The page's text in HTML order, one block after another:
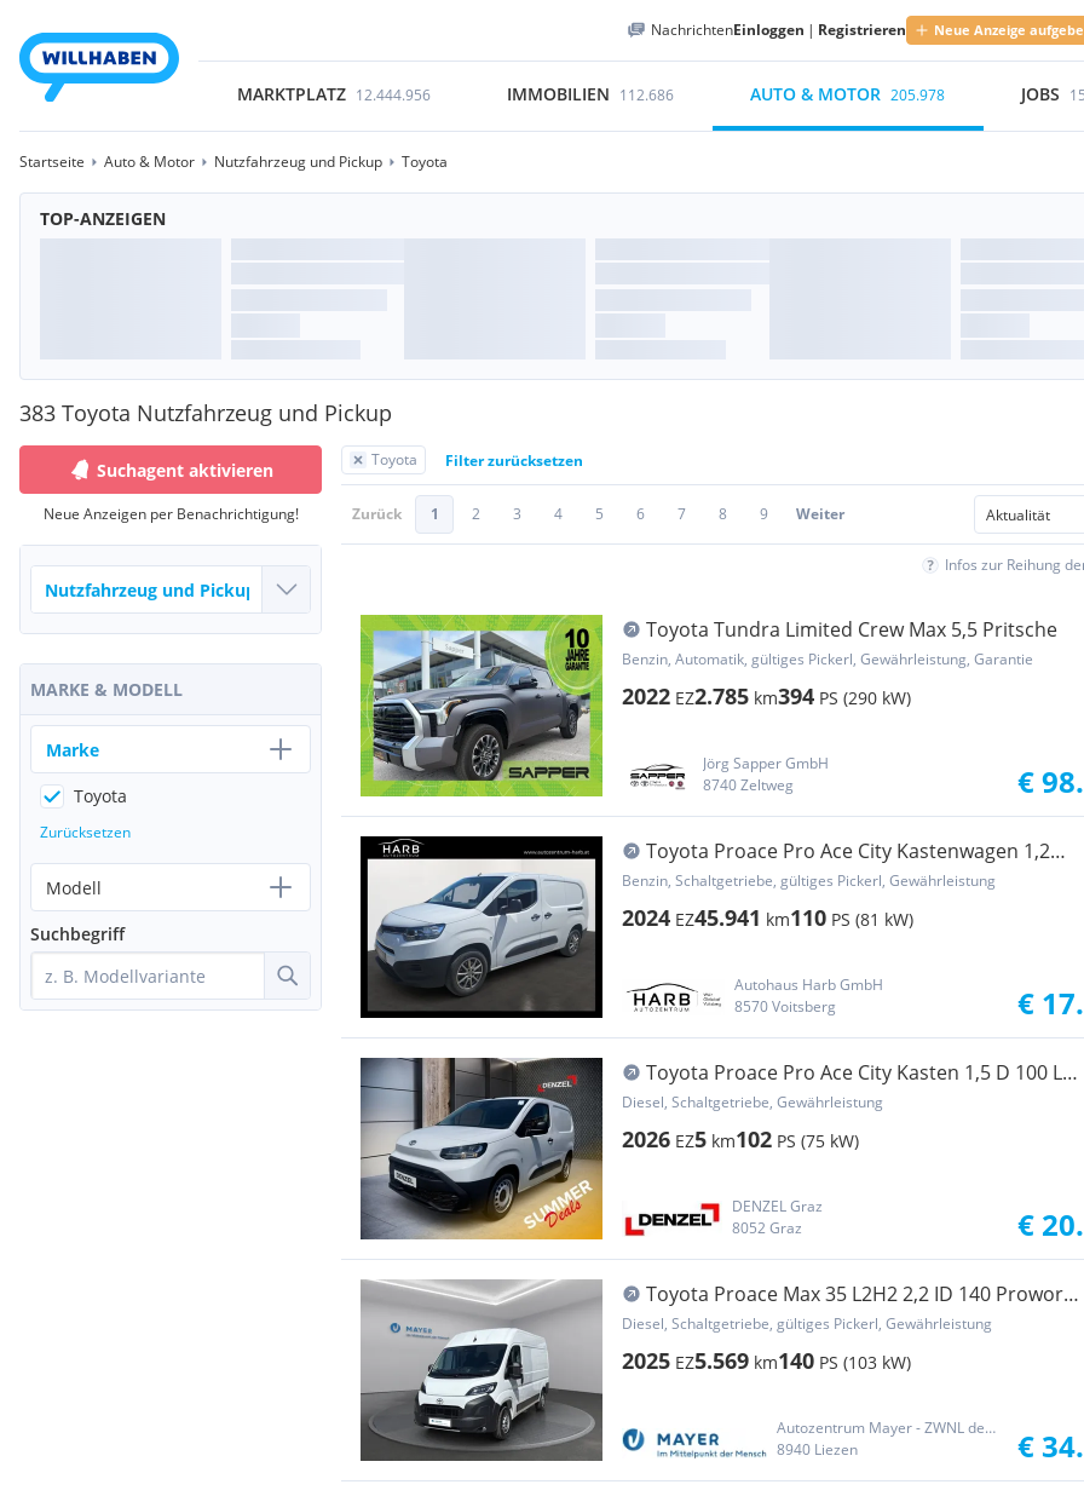
NachrichtenEinloggen | Registrieren Neue Anzeige
MARKTPLATZ 12.444.956 IMMOBILIEN 112.686 AUTO & MOTOR 205.978 JOBS
Startseite Auto & Motor Nutzfahrzeug und Pickup Toyota
TOP-ANZEIGEN
383 Toyota Nutzfahrzeug und Pickup
Toyota Filter zurücksetzen
Zurück 1 2 3 4 5 6 7 8 9 Weiter
Infos zur Reihung
Toyota Tundra Limited Crew Max 5,5 Pritsche
Benzin, Automatik, gültiges Pickerl, Gewährleistung, Garantie
2022 EZ2.785 km394 PS (290 kW)
Jörg Sapper GmbH
8740 Zeltweg
€
Toyota Proace Pro Ace City Kastenwagen 1,2
110 L2 Basis Transporter / Kastenwagen
Benzin, Schaltgetriebe, gültiges Pickerl, Gewährleistung
2024 EZ45.941 km110 PS (81 kW)
Autohaus Harb GmbH
8570 Voitsberg
€
Toyota Proace Pro Ace City Kasten 1,5 D 100 L1
Duty Transporter / Kastenwagen
Diesel, Schaltgetriebe, Gewährleistung
2026 EZ5 km102 PS (75 kW)
DENZEL Graz
8052 Graz
€
Toyota Proace Max 35 L2H2 2,2 ID 140 Prowork
Transporter / Kastenwagen
Diesel, Schaltgetriebe, gültiges Pickerl, Gewährleistung
2025 EZ5.569 km140 PS (103 kW)
Autozentrum Mayer - ZWNL der Jagersberger Automobil GmbH
8940 Liezen
€
Suchagent aktivieren
Neue Anzeigen per Benachrichtigung!
MARKE & MODELL
Marke
Toyota
Zurücksetzen
Modell
Suchbegriff